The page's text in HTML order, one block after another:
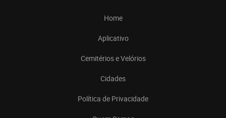
Home
Aplicativo
Cemitérios e Velórios
Cidades
Política de Privacidade